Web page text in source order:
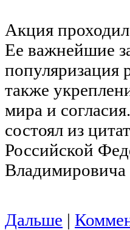
Акция
Ее важнейшие
популяризация
также
мира и
состоял из
Российской
Дальше |